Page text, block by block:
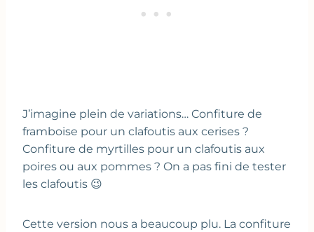
J’imagine plein de variations… Confiture de
framboise pour un clafoutis aux cerises ?
Confiture de myrtilles pour un clafoutis aux
poires ou aux pommes ? On a pas fini de tester
les clafoutis 😉
Cette version nous a beaucoup plu. La confiture